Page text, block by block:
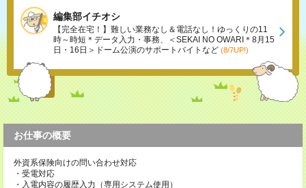
編集部イチオシ
【完全在宅！】難しい業務なし＆電話なし！ゆっくりの11
時～時短＊データ入力・事務、＜SEKAI NO OWARI＊8月15
日・16日＞ドーム公演のサポートバイトなど (8/7UP!)
お仕事の概要
外資系保険向けの問い合わせ対応
・受電対応
・入電内容の履歴入力（専用システム使用）